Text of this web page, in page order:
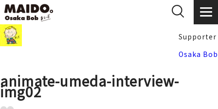
Supporter
Osaka Bob
animate-umeda-interview-
img02